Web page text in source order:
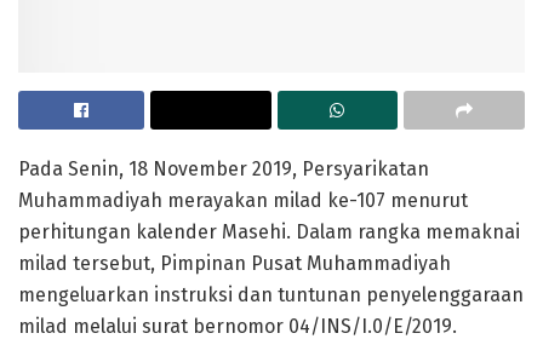
Pada Senin, 18 November 2019, Persyarikatan
Muhammadiyah merayakan milad ke-107 menurut
perhitungan kalender Masehi. Dalam rangka memaknai
milad tersebut, Pimpinan Pusat Muhammadiyah
mengeluarkan instruksi dan tuntunan penyelenggaraan
milad melalui surat bernomor 04/INS/I.0/E/2019.